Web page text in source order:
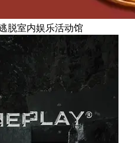
脱室内娱乐活动馆